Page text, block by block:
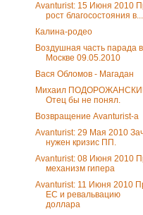
Avanturist: 15 Июня 2010
рост благосостояния в...
Калина-родео
Воздушная часть парада в
Москве 09.05.2010
Вася Обломов - Магадан
Михаил
Отец бы не понял.
Возвращение Avanturist-а
Avanturist: 29 Мая 2010
нужен кризис ПП.
Avanturist: 08 Июня 2010
механизм гипера
Avanturist: 11 Июня 2010
ЕС и ревальвацию
доллара